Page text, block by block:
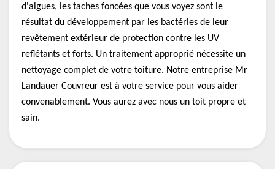
d'algues, les taches foncées que vous voyez sont le
résultat du développement par les bactéries de leur
revêtement extérieur de protection contre les UV
reflétants et forts. Un traitement approprié nécessite un
nettoyage complet de votre toiture. Notre entreprise Mr
Landauer Couvreur est à votre service pour vous aider
convenablement. Vous aurez avec nous un toit propre et
sain.